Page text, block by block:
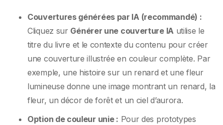
Couvertures générées par IA (recommandé) :
Cliquez sur Générer une couverture IAutilise le
titre du livre et le contexte du contenu pour créer
une couverture illustrée en couleur complète. Par
exemple, une histoire sur un renard et une fleur
lumineuse donne une image montrant un renard, la
fleur, un décor de forêt et un ciel d’aurora.
Option de couleur unie : Pour des prototypes